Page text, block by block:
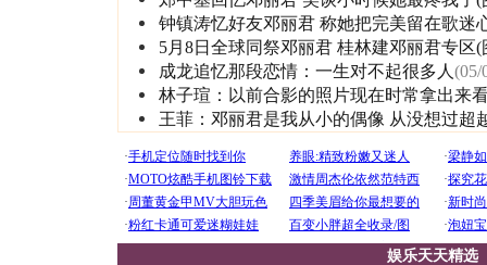
钟镇涛忆好友邓丽君 称她把完美留在歌迷
5月8日全球同祭邓丽君 桂林建邓丽君专区(
成龙追忆那段恋情：一生对不起很多人(05/
林子瑄：以前合影的照片现在时常拿出来
王菲：邓丽君是我从小的偶像 从没想过超
娱乐天天精选